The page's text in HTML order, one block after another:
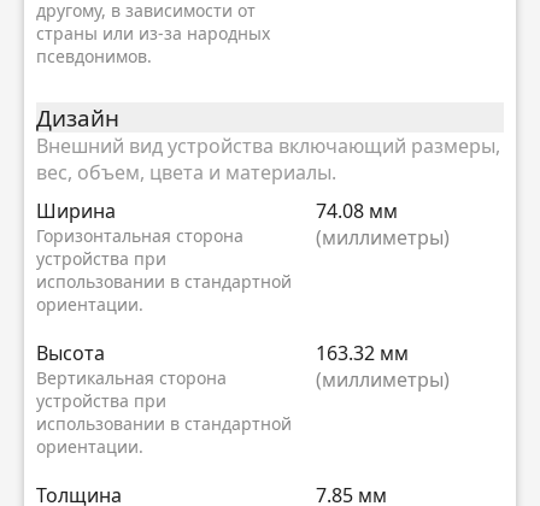
другому, в зависимости от
страны или из-за народных
псевдонимов.
Дизайн
Внешний вид устройства включающий размеры,
вес, объем, цвета и материалы.
Ширина
Горизонтальная сторона
устройства при
использовании в стандартной
ориентации.
74.08 мм
(миллиметры)
Высота
Вертикальная сторона
устройства при
использовании в стандартной
ориентации.
163.32 мм
(миллиметры)
Толщина
7.85 мм